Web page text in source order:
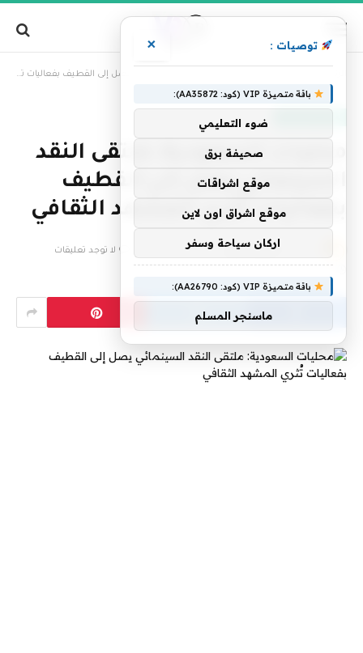
محليات السعودية: ملتقى النقد السينمائي يصل إلى القطيف بفعاليات تُثري المشهد الثقافي
محليات السعودية: ملتقى النقد
السينمائي يصل إلى القطيف
بفعاليات تُثري المشهد الثقافي
فريق التحرير 30 سبتمبر، 2025 لا توجد تعليقات
توصيات : ×
باقة متميزة VIP (كود: AA35872):
ضوء التعليمي
صحيفة برق
موقع اشراقات
موقع اشراق اون لاين
اركان سياحة وسفر
باقة متميزة VIP (كود: AA26790):
ماسنجر المسلم